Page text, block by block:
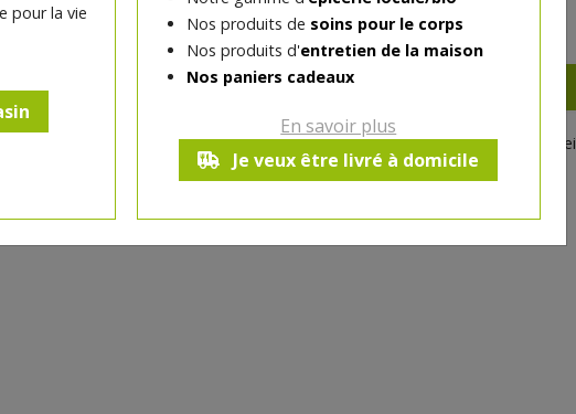
pour la vie
Nos produits de soins pour le corps
Nos produits d'entretien de la maison
Nos paniers cadeaux
En savoir plus
Je veux être livré à domicile
1 pc +
Réception souhaitée le
**1€/pc +0.2€ consigne boutei